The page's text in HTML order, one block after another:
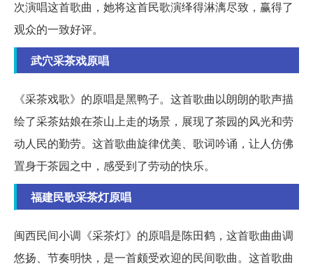
次演唱这首歌曲，她将这首民歌演绎得淋漓尽致，赢得了
观众的一致好评。
武穴采茶戏原唱
《采茶戏歌》的原唱是黑鸭子。这首歌曲以朗朗的歌声描
绘了采茶姑娘在茶山上走的场景，展现了茶园的风光和劳
动人民的勤劳。这首歌曲旋律优美、歌词吟诵，让人仿佛
置身于茶园之中，感受到了劳动的快乐。
福建民歌采茶灯原唱
闽西民间小调《采茶灯》的原唱是陈田鹤，这首歌曲曲调
悠扬、节奏明快，是一首颇受欢迎的民间歌曲。这首歌曲